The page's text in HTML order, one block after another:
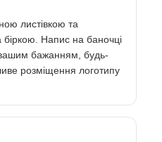
листівкою та
біркою. Напис на баночці
бажанням, будь-
розміщення логотипу